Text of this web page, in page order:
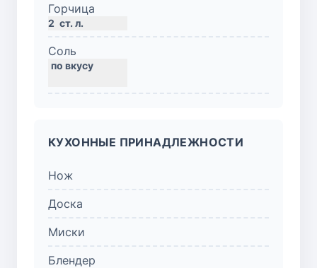
Горчица
2 ст. л.
Соль
КУХОННЫЕ ПРИНАДЛЕЖНОСТИ
Нож
Доска
Миски
Блендер